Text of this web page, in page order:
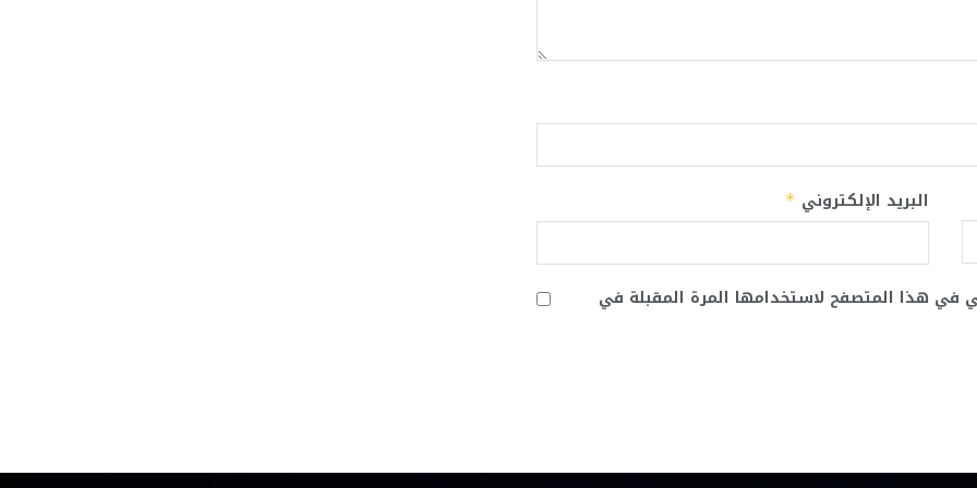
البريد الإلكتروني *
في هذا المتصفح لاستخدامها المرة المقبلة في